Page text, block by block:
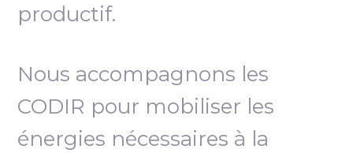
productif.
Nous accompagnons les
CODIR pour mobiliser les
énergies nécessaires à la